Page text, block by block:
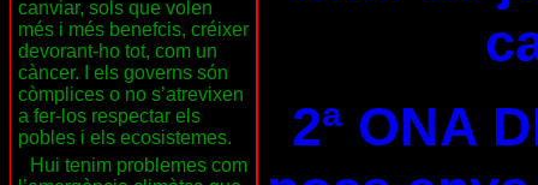
canviar, sols que volen
més i més benefcis, créixer
devorant-ho tot, com un
càncer. I els governs són
còmplices o no s’atrevixen
a fer-los respectar els
pobles i els ecosistemes.
Hui tenim problemes com
2ª ONA